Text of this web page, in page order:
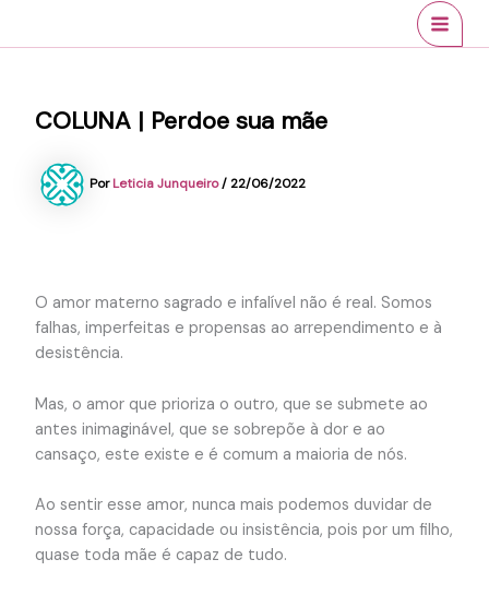
COLUNA | Perdoe sua mãe
PorLeticia Junqueiro/22/06/2022
O amor materno sagrado e infalível não é real. Somos
falhas, imperfeitas e propensas ao arrependimento e à
desistência.
Mas, o amor que prioriza o outro, que se submete ao
antes inimaginável, que se sobrepõe à dor e ao
cansaço, este existe e é comum a maioria de nós.
Ao sentir esse amor, nunca mais podemos duvidar de
nossa força, capacidade ou insistência, pois por um filho,
quase toda mãe é capaz de tudo.